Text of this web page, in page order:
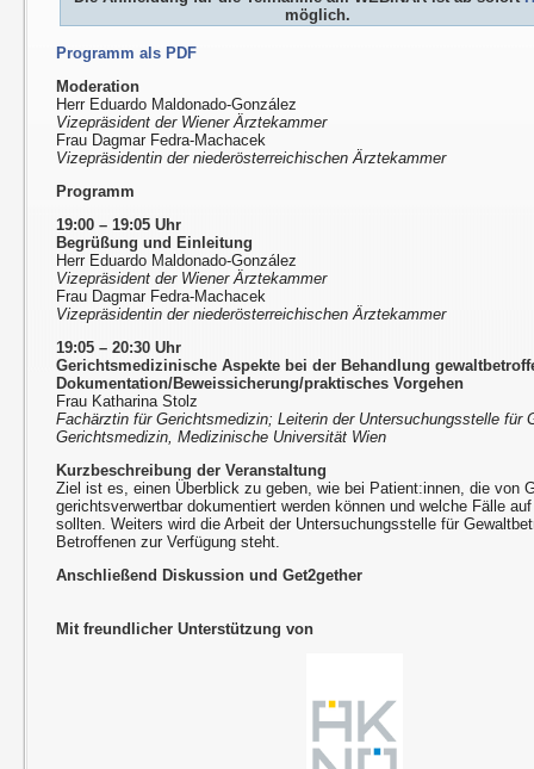
möglich.
Programm als PDF
Moderation
Herr Eduardo Maldonado-González
Vizepräsident der Wiener Ärztekammer
Frau Dagmar Fedra-Machacek
Vizepräsidentin der niederösterreichischen Ärztekammer
Programm
19:00 – 19:05 Uhr
Begrüßung und Einleitung
Herr Eduardo Maldonado-González
Vizepräsident der Wiener Ärztekammer
Frau Dagmar Fedra-Machacek
Vizepräsidentin der niederösterreichischen Ärztekammer
19:05 – 20:30 Uhr
Gerichtsmedizinische Aspekte bei der Behandlung
Dokumentation/Beweissicherung/praktisches Vorgehen
Frau Katharina Stolz
Fachärztin für Gerichtsmedizin; Leiterin der Untersuchungsstelle für
Gerichtsmedizin, Medizinische Universität Wien
Kurzbeschreibung der Veranstaltung
Ziel ist es, einen Überblick zu geben, wie bei Patient:innen, die von
gerichtsverwertbar dokumentiert werden können und welche Fälle
sollten. Weiters wird die Arbeit der Untersuchungsstelle für
Betroffenen zur Verfügung steht.
Anschließend Diskussion und Get2gether
Mit freundlicher Unterstützung von